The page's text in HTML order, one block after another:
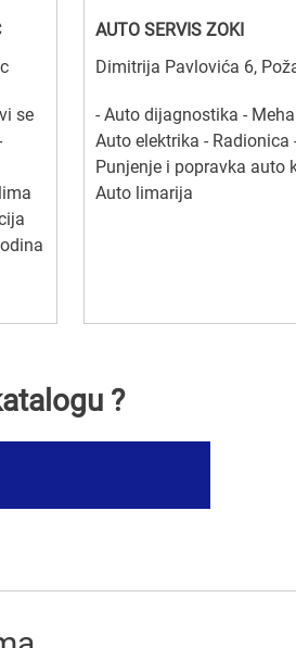
se
AUTO SERVIS ZOKI
Dimitrija Pavlovića 6,
- Auto dijagnostika -
Auto elektrika - Radionica
Punjenje i popravka auto
Auto limarija
?